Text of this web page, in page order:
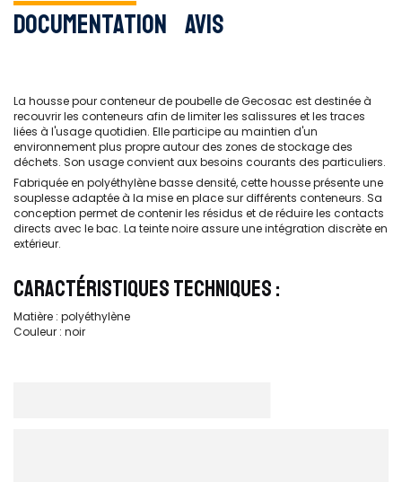
Documentation Avis
La housse pour conteneur de poubelle de Gecosac est destinée à
recouvrir les conteneurs afin de limiter les salissures et les traces
liées à l'usage quotidien. Elle participe au maintien d'un
environnement plus propre autour des zones de stockage des
déchets. Son usage convient aux besoins courants des particuliers.
Fabriquée en polyéthylène basse densité, cette housse présente une
souplesse adaptée à la mise en place sur différents conteneurs. Sa
conception permet de contenir les résidus et de réduire les contacts
directs avec le bac. La teinte noire assure une intégration discrète en
extérieur.
CARACTÉRISTIQUES TECHNIQUES :
Matière : polyéthylène
Couleur : noir